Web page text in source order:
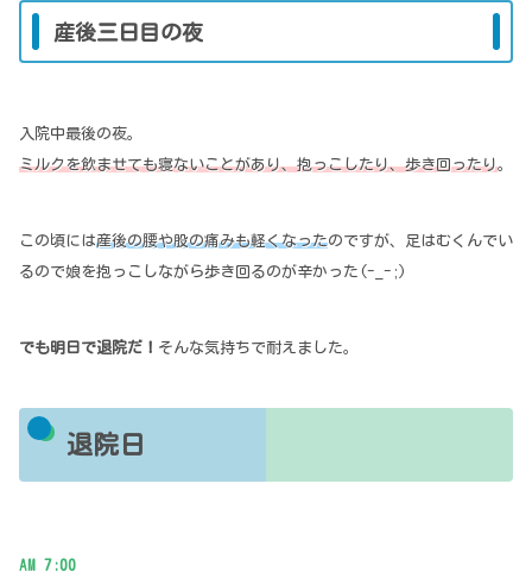
産後三日目の夜
入院中最後の夜。
ミルクを飲ませても寝ないことがあり、抱っこしたり、歩き回ったり。
この頃には産後の腰や股の痛みも軽くなったのですが、足はむくんでい
るので娘を抱っこしながら歩き回るのが辛かった(-_-;)
でも明日で退院だ！ そんな気持ちで耐えました。
退院日
AM 7:00